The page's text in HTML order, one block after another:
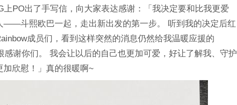
上PO出了手写信，向大家表达感谢：「我决定要和比我更爱
——斗熙欧巴一起，走出新出发的第一步。 听到我的决定后红
成员们，看到这样突然的消息仍然给我温暖应援的
感谢你们。 我会让以后的自己也更加可爱，好让了解我、守护
加欣慰！」真的很暖啊~